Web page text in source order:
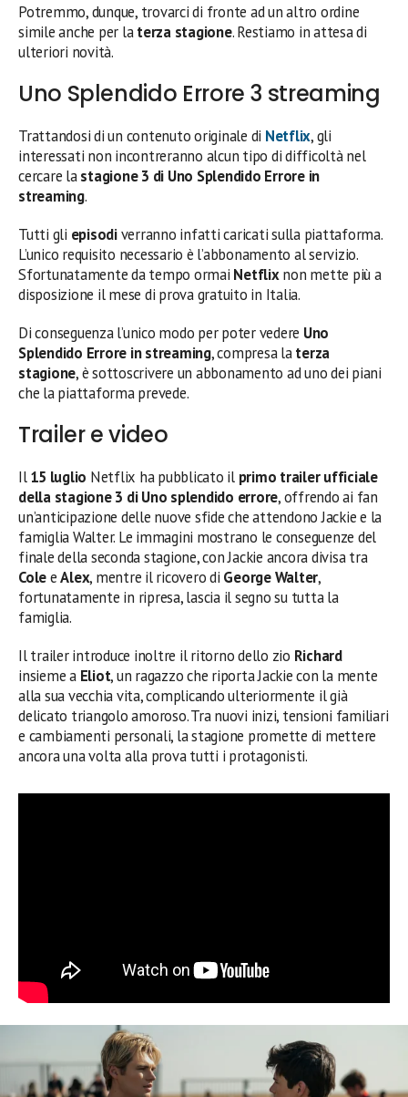
Potremmo, dunque, trovarci di fronte ad un altro ordine
simile anche per laterza stagione. Restiamo in attesa di
ulteriori novità.
Uno Splendido Errore 3 streaming
Trattandosi di un contenuto originale di Netflix, gli
interessati non incontreranno alcun tipo di difficoltà nel
cercare lastagione 3 di Uno Splendido Errore in
streaming.
Tutti gli episodiverranno infatti caricati sulla piattaforma.
L’unico requisito necessario è l’abbonamento al servizio.
Sfortunatamente da tempo ormai Netflixnon mette più a
disposizione il mese di prova gratuito in Italia.
Di conseguenza l’unico modo per poter vedere Uno
Splendido Errore in streaming, compresa laterza
stagione, è sottoscrivere un abbonamento ad uno dei piani
che la piattaforma prevede.
Trailer e video
Il15 luglio Netflix ha pubblicato il primo trailer ufficiale
della stagione 3 di Uno splendido errore, offrendo ai fan
un’anticipazione delle nuove sfide che attendono Jackie e la
famiglia Walter. Le immagini mostrano le conseguenze del
finale della seconda stagione, con Jackie ancora divisa tra
ColeeAlex, mentre il ricovero di George Walter,
fortunatamente in ripresa, lascia il segno su tutta la
famiglia.
Il trailer introduce inoltre il ritorno dello zio Richard
insieme a Eliot, un ragazzo che riporta Jackie con la mente
alla sua vecchia vita, complicando ulteriormente il già
delicato triangolo amoroso. Tra nuovi inizi, tensioni familiari
e cambiamenti personali, la stagione promette di mettere
ancora una volta alla prova tutti i protagonisti.